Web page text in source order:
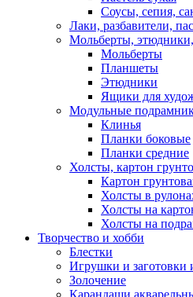
Соусы, сепия,
Лаки, разбавители,
Мольберты,
Мольберты
Планшеты
Этюдники
Ящики для
Модульные
Клинья
Планки боковые
Планки средние
Холсты, картон
Картон
Холсты в
Холсты на
Холсты на
Творчество и хобби
Блестки
Игрушки и заготовки
Золочение
Карандаши